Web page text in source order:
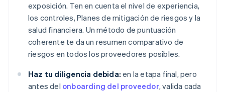
exposición. Ten en cuenta el nivel de experiencia,
los controles, Planes de mitigación de riesgos y la
salud financiera. Un método de puntuación
coherente te da un resumen comparativo de
riesgos en todos los proveedores posibles.
Haz tu diligencia debida: en la etapa final, pero
antes del onboarding del proveedor, valida cada